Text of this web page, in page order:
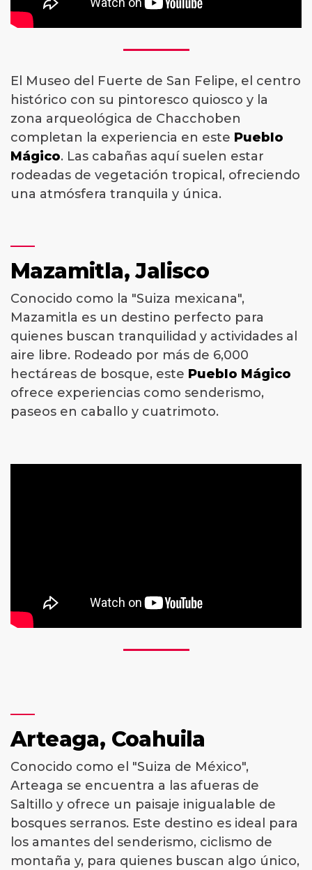
El Museo del Fuerte de San Felipe, el centro
histórico con su pintoresco quiosco y la
zona arqueológica de Chacchoben
completan la experiencia en este Pueblo
Mágico. Las cabañas aquí suelen estar
rodeadas de vegetación tropical, ofreciendo
una atmósfera tranquila y única.
Mazamitla, Jalisco
Conocido como la "Suiza mexicana",
Mazamitla es un destino perfecto para
quienes buscan tranquilidad y actividades al
aire libre. Rodeado por más de 6,000
hectáreas de bosque, este Pueblo Mágico
ofrece experiencias como senderismo,
paseos en caballo y cuatrimoto.
Arteaga, Coahuila
Conocido como el "Suiza de México",
Arteaga se encuentra a las afueras de
Saltillo y ofrece un paisaje inigualable de
bosques serranos. Este destino es ideal para
los amantes del senderismo, ciclismo de
montaña y, para quienes buscan algo único,